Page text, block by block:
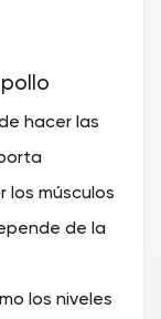
hacer las
los músculos
de la
los niveles